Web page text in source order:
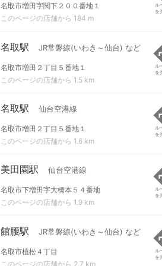
名取市増田字関下２００番地１
このページの店舗から 184 m
ル
を
名取駅 JR常磐線(いわき～仙台) など
名取市増田２丁目５番地１
このページの店舗から 1.5 km
ル
を
名取駅 仙台空港線
名取市増田２丁目５番地１
このページの店舗から 1.6 km
ル
を
美田園駅 仙台空港線
名取市下増田字大橋本５４番地
このページの店舗から 1.9 km
ル
を
館腰駅 JR常磐線(いわき～仙台) など
名取市植松４丁目
このページの店舗から 2.7 km
ル
を